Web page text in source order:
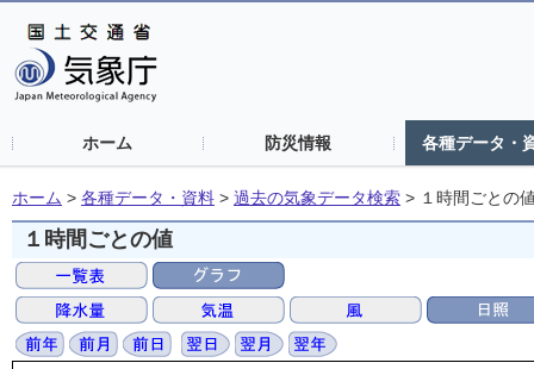
ホーム 防災情報 各種データ・
ホーム > 各種データ・資料 > 過去の気象データ検索 > １時間ごとの
１時間ごとの値